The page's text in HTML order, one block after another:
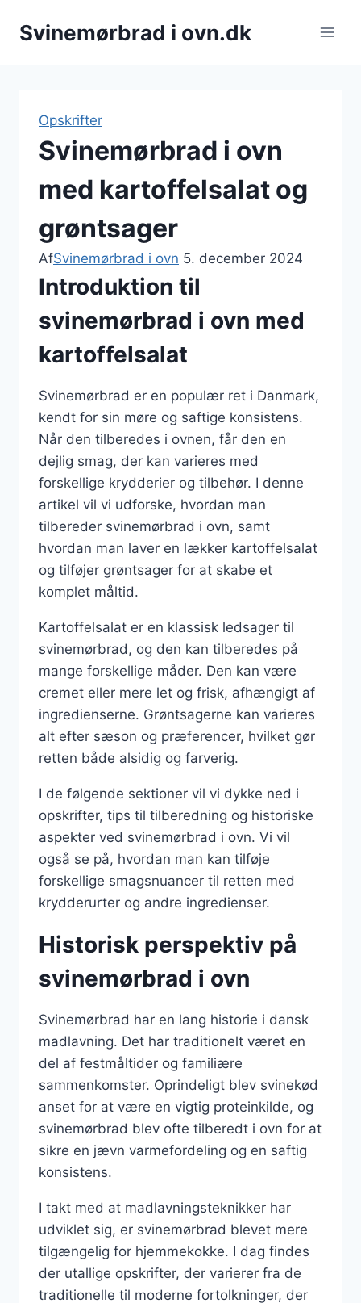
Svinemørbrad i ovn.dk
Opskrifter
Svinemørbrad i ovn
med kartoffelsalat og
grøntsager
AfSvinemørbrad i ovn 5. december 2024
Introduktion til
svinemørbrad i ovn med
kartoffelsalat
Svinemørbrad er en populær ret i Danmark,
kendt for sin møre og saftige konsistens.
Når den tilberedes i ovnen, får den en
dejlig smag, der kan varieres med
forskellige krydderier og tilbehør. I denne
artikel vil vi udforske, hvordan man
tilbereder svinemørbrad i ovn, samt
hvordan man laver en lækker kartoffelsalat
og tilføjer grøntsager for at skabe et
komplet måltid.
Kartoffelsalat er en klassisk ledsager til
svinemørbrad, og den kan tilberedes på
mange forskellige måder. Den kan være
cremet eller mere let og frisk, afhængigt af
ingredienserne. Grøntsagerne kan varieres
alt efter sæson og præferencer, hvilket gør
retten både alsidig og farverig.
I de følgende sektioner vil vi dykke ned i
opskrifter, tips til tilberedning og historiske
aspekter ved svinemørbrad i ovn. Vi vil
også se på, hvordan man kan tilføje
forskellige smagsnuancer til retten med
krydderurter og andre ingredienser.
Historisk perspektiv på
svinemørbrad i ovn
Svinemørbrad har en lang historie i dansk
madlavning. Det har traditionelt været en
del af festmåltider og familiære
sammenkomster. Oprindeligt blev svinekød
anset for at være en vigtig proteinkilde, og
svinemørbrad blev ofte tilberedt i ovn for at
sikre en jævn varmefordeling og en saftig
konsistens.
I takt med at madlavningsteknikker har
udviklet sig, er svinemørbrad blevet mere
tilgængelig for hjemmekokke. I dag findes
der utallige opskrifter, der varierer fra de
traditionelle til moderne fortolkninger, der